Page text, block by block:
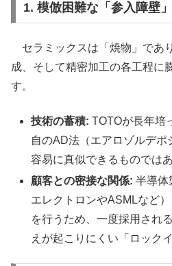
1. 模倣困難な「参入障壁
セラミックスは「焼物」であ
成、そして精密加工の各工程に
す。
技術の蓄積: TOTOが長年培
自のAD法（エアロゾルデ
容易に真似できるものでは
顧客との密接な関係: 半導体
エレクトロンやASMLなど
を行うため、一度採用され
えが起こりにくい「ロック